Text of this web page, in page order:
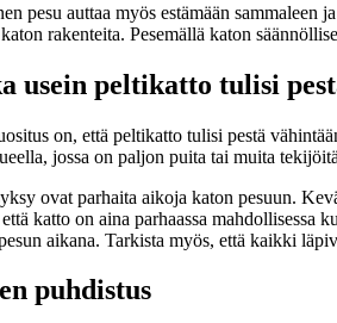
pesu auttaa myös estämään
rakenteita. Pesemällä katon
usein peltikatto tulisi
on, että peltikatto tulisi pestä
jossa on paljon puita tai muita
ovat parhaita aikoja katon pesuun.
katto on aina parhaassa mahdollisessa
aikana. Tarkista myös, että kaikki
puhdistus